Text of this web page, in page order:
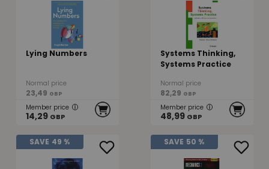
Lying Numbers
Normal price
23,49 GBP
Member price
14,29 GBP
Systems Thinking,
Systems Practice
Normal price
82,29 GBP
Member price
48,99 GBP
SAVE 49 % SAVE 50 %